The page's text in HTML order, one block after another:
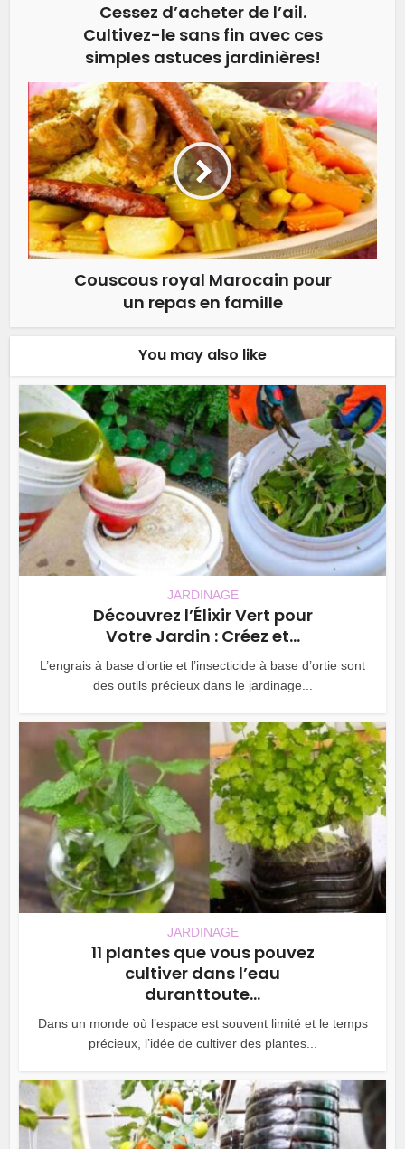
Cessez d’acheter de l’ail.
Cultivez-le sans fin avec ces
simples astuces jardinières!
Couscous royal Marocain pour
un repas en famille
You may also like
JARDINAGE
Découvrez l’Élixir Vert pour
Votre Jardin : Créez et...
L’engrais à base d’ortie et l’insecticide à base d’ortie sont
des outils précieux dans le jardinage...
JARDINAGE
11 plantes que vous pouvez
cultiver dans l’eau
duranttoute...
Dans un monde où l’espace est souvent limité et le temps
précieux, l’idée de cultiver des plantes...